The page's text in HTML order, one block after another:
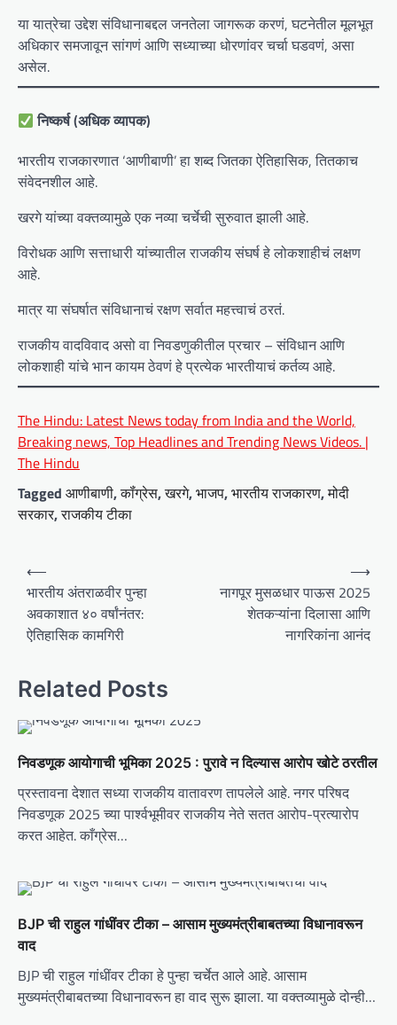
या यात्रेचा उद्देश संविधानाबद्दल जनतेला जागरूक करणं, घटनेतील मूलभूत
अधिकार समजावून सांगणं आणि सध्याच्या धोरणांवर चर्चा घडवणं, असा
असेल.
निष्कर्ष (अधिक व्यापक)
भारतीय राजकारणात ‘आणीबाणी’ हा शब्द जितका ऐतिहासिक, तितकाच
संवेदनशील आहे.
खरगे यांच्या वक्तव्यामुळे एक नव्या चर्चेची सुरुवात झाली आहे.
विरोधक आणि सत्ताधारी यांच्यातील राजकीय संघर्ष हे लोकशाहीचं लक्षण
आहे.
मात्र या संघर्षात संविधानाचं रक्षण सर्वात महत्त्वाचं ठरतं.
राजकीय वादविवाद असो वा निवडणुकीतील प्रचार – संविधान आणि
लोकशाही यांचे भान कायम ठेवणं हे प्रत्येक भारतीयाचं कर्तव्य आहे.
The Hindu: Latest News today from India and the World,
Breaking news, Top Headlines and Trending News Videos. |
The Hindu
Tagged आणीबाणी,कॉंग्रेस,खरगे,भाजप,भारतीय राजकारण,मोदी
सरकार,राजकीय टीका
P
n
a
v
i
g
a
t
o
n
⟵
भारतीय अंतराळवीर पुन्हा
अवकाशात ४० वर्षांनंतर:
ऐतिहासिक कामगिरी
नागपूर मुसळधार पाऊस 2025
शेतकऱ्यांना दिलासा आणि
नागरिकांना आनंद
⟶
Related Posts
निवडणूक आयोगाची भूमिका 2025 : पुरावे न दिल्यास आरोप खोटे ठरतील
प्रस्तावना देशात सध्या राजकीय वातावरण तापलेले आहे. नगर परिषद
निवडणूक 2025 च्या पार्श्वभूमीवर राजकीय नेते सतत आरोप-प्रत्यारोप
करत आहेत. काँग्रेस…
BJP ची राहुल गांधींवर टीका – आसाम मुख्यमंत्रीबाबतच्या विधानावरून
वाद
BJP ची राहुल गांधींवर टीका हे पुन्हा चर्चेत आले आहे. आसाम
मुख्यमंत्रीबाबतच्या विधानावरून हा वाद सुरू झाला. या वक्तव्यामुळे दोन्ही…